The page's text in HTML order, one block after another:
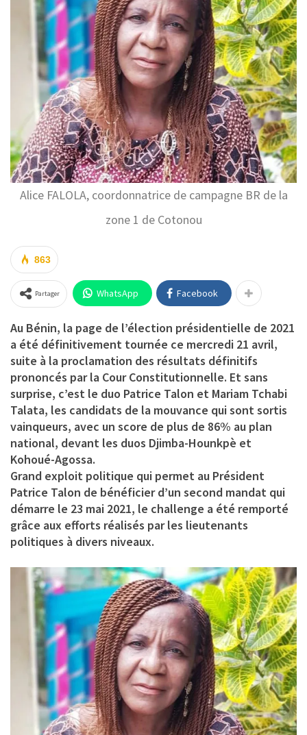
Alice FALOLA, coordonnatrice de campagne BR de la
zone 1 de Cotonou
863
Partager WhatsApp Facebook
Au Bénin, la page de l’élection présidentielle de 2021
a été définitivement tournée ce mercredi 21 avril,
suite à la proclamation des résultats définitifs
prononcés par la Cour Constitutionnelle. Et sans
surprise, c’est le duo Patrice Talon et Mariam Tchabi
Talata, les candidats de la mouvance qui sont sortis
vainqueurs, avec un score de plus de 86% au plan
national, devant les duos Djimba-Hounkpè et
Kohoué-Agossa.
Grand exploit politique qui permet au Président
Patrice Talon de bénéficier d’un second mandat qui
démarre le 23 mai 2021, le challenge a été remporté
grâce aux efforts réalisés par les lieutenants
politiques à divers niveaux.